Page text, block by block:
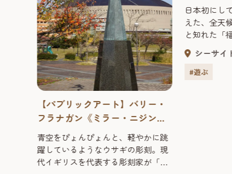
【パブリックアート】バリー・
フラナガン《ミラー・ニジンス
キー》
青空をぴょんぴょんと、軽やかに跳
躍しているようなウサギの彫刻。現
代イギリスを代表する彫刻家が「野
日本初にし
えた、全天
と知れた「
ス」のフラ
2001年のシ
上初観客動
シーサイ
#遊ぶ